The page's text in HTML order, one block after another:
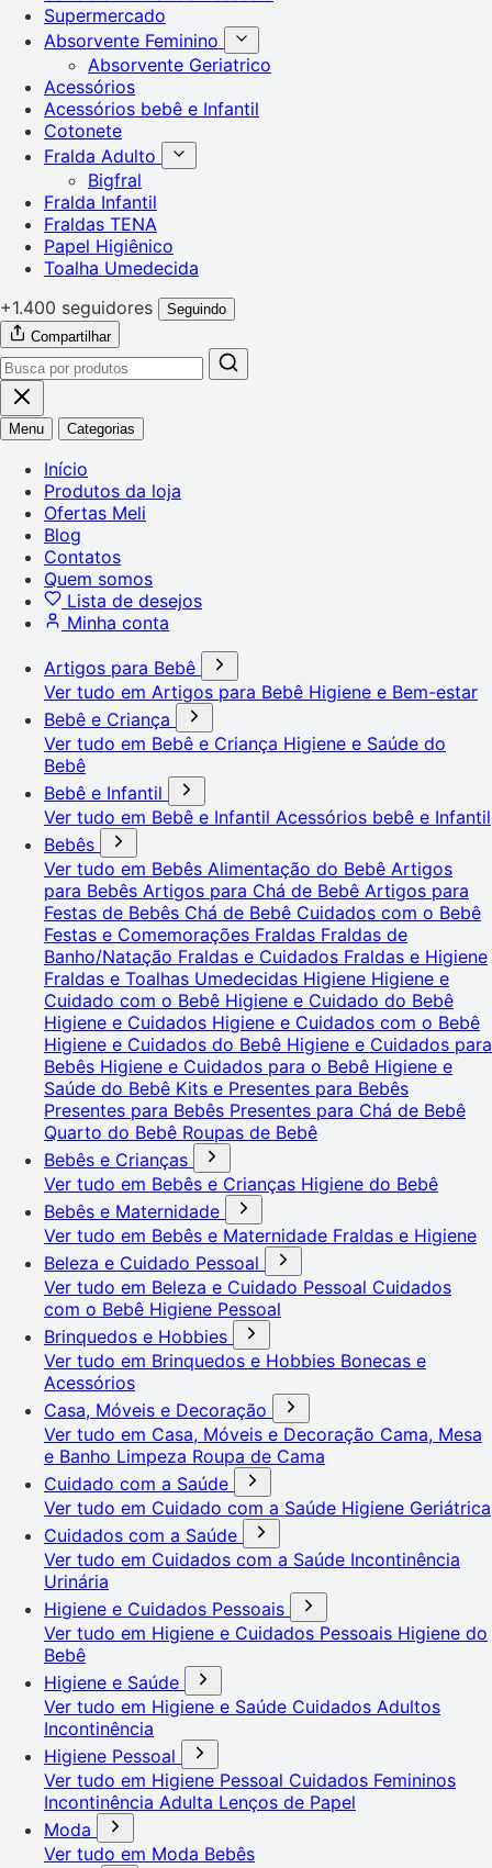
Supermercado
Absorvente Feminino
Absorvente Geriatrico
Acessórios
Acessórios bebê e Infantil
Cotonete
Fralda Adulto
Bigfral
Fralda Infantil
Fraldas TENA
Papel Higiênico
Toalha Umedecida
+1.400 seguidores
Seguindo
Compartilhar
Menu Categorias
Início
Produtos da loja
Ofertas Meli
Blog
Contatos
Quem somos
Lista de desejos
Minha conta
Artigos para Bebê
Ver tudo em Artigos para Bebê Higiene e Bem-estar
Bebê e Criança
Ver tudo em Bebê e Criança Higiene e Saúde do
Bebê
Bebê e Infantil
Ver tudo em Bebê e Infantil Acessórios bebê e Infantil
Bebês
Ver tudo em Bebês Alimentação do Bebê Artigos
para Bebês Artigos para Chá de Bebê Artigos para
Festas de Bebês Chá de Bebê Cuidados com o Bebê
Festas e Comemorações Fraldas Fraldas de
Banho/Natação Fraldas e Cuidados Fraldas e Higiene
Fraldas e Toalhas Umedecidas Higiene Higiene e
Cuidado com o Bebê Higiene e Cuidado do Bebê
Higiene e Cuidados Higiene e Cuidados com o Bebê
Higiene e Cuidados do Bebê Higiene e Cuidados para
Bebês Higiene e Cuidados para o Bebê Higiene e
Saúde do Bebê Kits e Presentes para Bebês
Presentes para Bebês Presentes para Chá de Bebê
Quarto do Bebê Roupas de Bebê
Bebês e Crianças
Ver tudo em Bebês e Crianças Higiene do Bebê
Bebês e Maternidade
Ver tudo em Bebês e Maternidade Fraldas e Higiene
Beleza e Cuidado Pessoal
Ver tudo em Beleza e Cuidado Pessoal Cuidados
com o Bebê Higiene Pessoal
Brinquedos e Hobbies
Ver tudo em Brinquedos e Hobbies Bonecas e
Acessórios
Casa, Móveis e Decoração
Ver tudo em Casa, Móveis e Decoração Cama, Mesa
e Banho Limpeza Roupa de Cama
Cuidado com a Saúde
Ver tudo em Cuidado com a Saúde Higiene Geriátrica
Cuidados com a Saúde
Ver tudo em Cuidados com a Saúde Incontinência
Urinária
Higiene e Cuidados Pessoais
Ver tudo em Higiene e Cuidados Pessoais Higiene do
Bebê
Higiene e Saúde
Ver tudo em Higiene e Saúde Cuidados Adultos
Incontinência
Higiene Pessoal
Ver tudo em Higiene Pessoal Cuidados Femininos
Incontinência Adulta Lenços de Papel
Moda
Ver tudo em Moda Bebês